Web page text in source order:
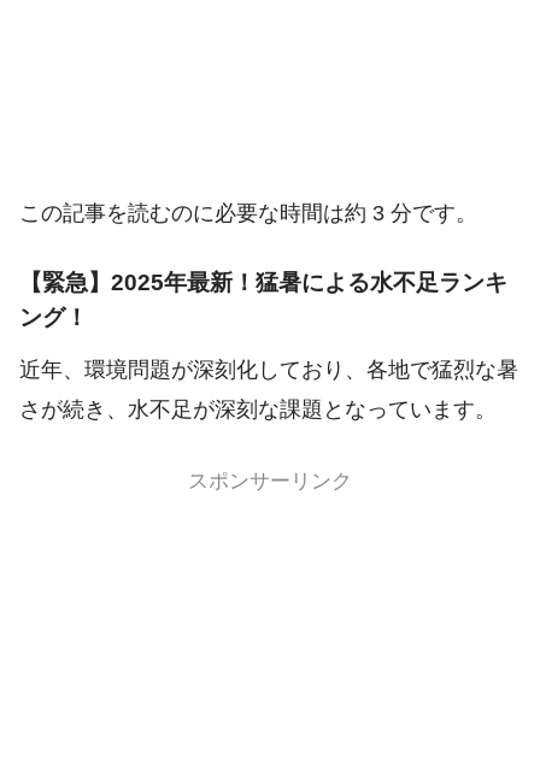
この記事を読むのに必要な時間は約 3 分です。
【緊急】2025年最新！猛暑による水不足ランキ
ング！
近年、環境問題が深刻化しており、各地で猛烈な暑
さが続き、水不足が深刻な課題となっています。
スポンサーリンク